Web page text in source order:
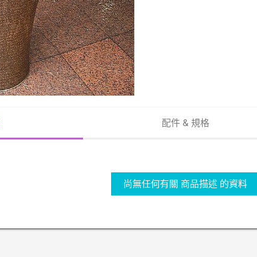
配件 & 規格
尚無任何有關 商品描述 的資料